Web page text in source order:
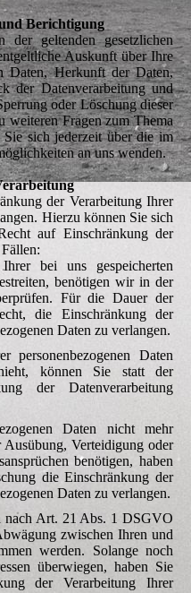
Berichtigung
der geltenden gesetzlichen
Auskunft über Ihre
Daten, Herkunft der Daten,
der Datenverarbeitung und
oder Löschung dieser
weiteren Fragen zum Thema
Sie sich jederzeit über die im
an uns wenden.
der Verarbeitung Ihrer
Hierzu können Sie sich
auf Einschränkung der
bei uns gespeicherten
benötigen wir in der
Für die Dauer der
die Einschränkung der
Daten zu verlangen.
personenbezogenen Daten
können Sie statt der
der Datenverarbeitung
Daten nicht mehr
Verteidigung oder
benötigen, haben
die Einschränkung der
Daten zu verlangen.
nach Art. 21 Abs. 1 DSGVO
zwischen Ihren und
werden. Solange noch
überwiegen, haben Sie
der Verarbeitung Ihrer